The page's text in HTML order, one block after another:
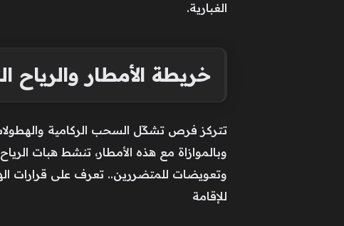
الغبارية.
خريطة الأمطار والرياح
تتركز فرص تشكّل السحب الركامية
للإقامة